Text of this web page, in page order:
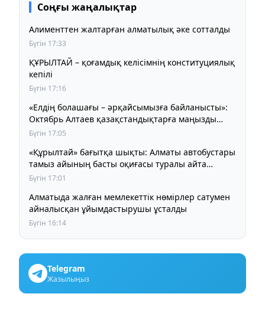
Соңғы жаңалықтар
Алименттен жалтарған алматылық әке сотталды
Бүгін 17:33
ҚҰРЫЛТАЙ – қоғамдық келісімнің конституциялық
кепілі
Бүгін 17:16
«Елдің болашағы – әрқайсымызға байланысты»:
Октябрь Алтаев қазақстандықтарға маңызды
үндеу жасады
Бүгін 17:05
«Құрылтай» бағытқа шықты: Алматы автобустары
тамыз айының басты оқиғасы туралы айта
бастады
Бүгін 17:01
Алматыда жалған мемлекеттік нөмірлер сатумен
айналысқан ұйымдастырушы ұсталды
Бүгін 16:14
Telegram
Жазылыңыз